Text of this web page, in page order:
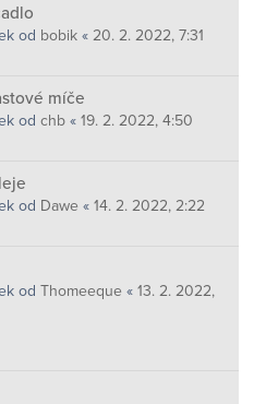
od bobik « 20. 2. 2022, 7:31
míče
od chb « 19. 2. 2022, 4:50
od Dawe « 14. 2. 2022, 2:22
od Thomeeque « 13. 2. 2022,